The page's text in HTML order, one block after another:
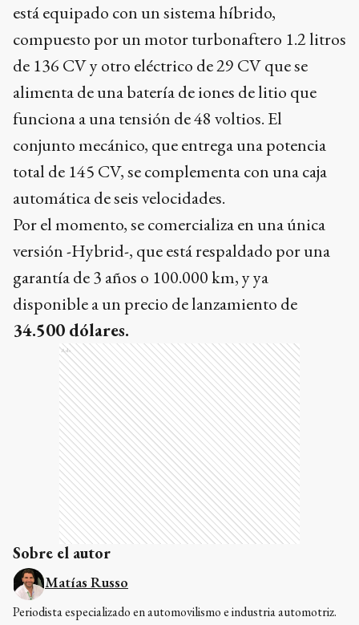
está equipado con un sistema híbrido,
compuesto por un motor turbonaftero 1.2 litros
de 136 CV y otro eléctrico de 29 CV que se
alimenta de una batería de iones de litio que
funciona a una tensión de 48 voltios. El
conjunto mecánico, que entrega una potencia
total de 145 CV, se complementa con una caja
automática de seis velocidades.
Por el momento, se comercializa en una única
versión -Hybrid-, que está respaldado por una
garantía de 3 años o 100.000 km, y ya
disponible a un precio de lanzamiento de
34.500 dólares.
Ads
Sobre el autor
Matías Russo
Periodista especializado en automovilismo e industria automotriz.